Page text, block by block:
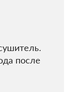
после